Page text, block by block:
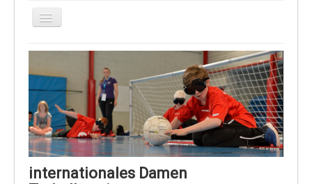
Navigation
Home
Über uns
Torball
Schießen
Schi Alpin
Schi Nordisch
internationales Damen